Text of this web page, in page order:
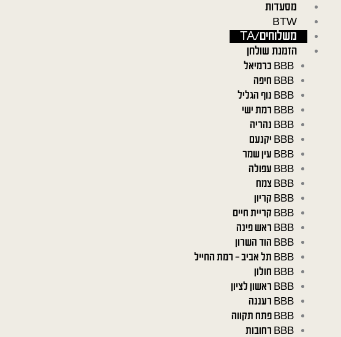
מסעדות
BTW
משלוחים/TA
הזמנת שולחן
BBB כרמיאל
BBB חיפה
BBB נוף הגליל
BBB רמת ישי
BBB נהריה
BBB יקנעם
BBB עין שמר
BBB עפולה
BBB צמח
BBB קריון
BBB קריית חיים
BBB ראש פינה
BBB הוד השרון
BBB תל אביב – רמת החייל
BBB חולון
BBB ראשון לציון
BBB רעננה
BBB פתח תקווה
BBB רחובות